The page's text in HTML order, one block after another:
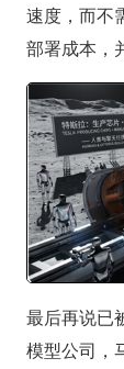
速度，而不
部署成本，
最后再说已
模型公司，